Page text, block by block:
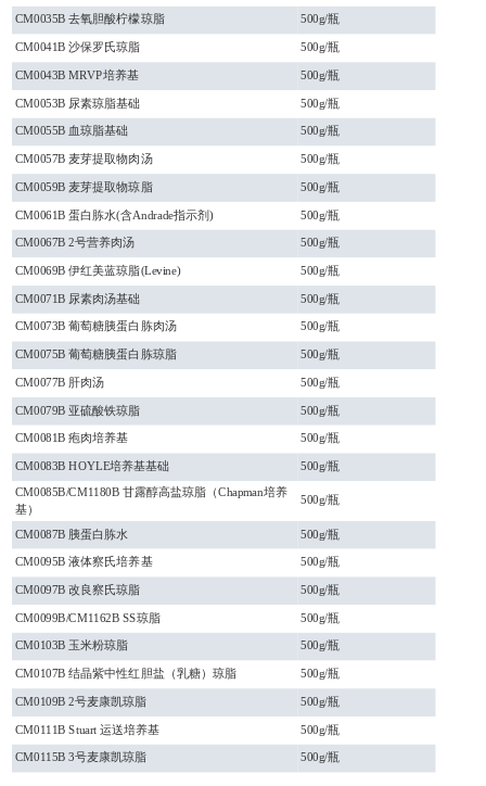
CM0035B 去氧胆酸柠檬琼脂
500g/瓶
CM0041B 沙保罗氏琼脂 500g/瓶
CM0043B MRVP培养基
500g/瓶
CM0053B 尿素琼脂基础
500g/瓶
CM0055B 血琼脂基础 500g/瓶
CM0057B 麦芽提取物肉汤
500g/瓶
CM0059B 麦芽提取物琼脂
500g/瓶
CM0061B 蛋白胨水(含Andrade指示剂) 500g/瓶
CM0067B 2号营养肉汤
500g/瓶
CM0069B 伊红美蓝琼脂(Levine)
500g/瓶
CM0071B 尿素肉汤基础 500g/瓶
CM0073B 葡萄糖胰蛋白胨肉汤
500g/瓶
CM0075B 葡萄糖胰蛋白胨琼脂
500g/瓶
CM0077B 肝肉汤 500g/瓶
CM0079B 亚硫酸铁琼脂
500g/瓶
CM0081B 疱肉培养基
500g/瓶
CM0083B HOYLE培养基基础
500g/瓶
CM0085B/CM1180B 甘露醇高盐琼脂（Chapman培养
基）
500g/瓶
CM0087B 胰蛋白胨水 500g/瓶
CM0095B 液体察氏培养基 500g/瓶
CM0097B 改良察氏琼脂
500g/瓶
CM0099B/CM1162B SS琼脂
500g/瓶
CM0103B 玉米粉琼脂 500g/瓶
CM0107B 结晶紫中性红胆盐（乳糖）琼脂
500g/瓶
CM0109B 2号麦康凯琼脂
500g/瓶
CM0111B Stuart 运送培养基 500g/瓶
CM0115B 3号麦康凯琼脂 500g/瓶